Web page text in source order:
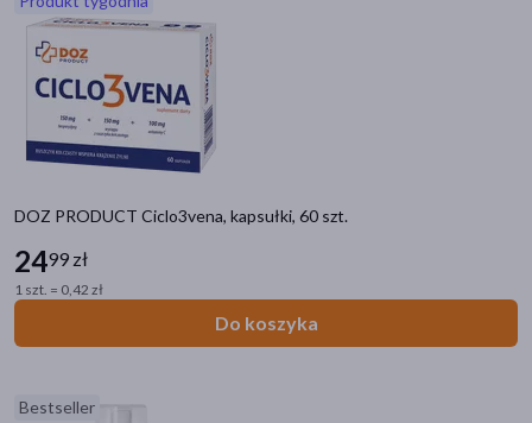
Hit
DOZ PRODUCT Ciclo3vena, kapsułki, 60 szt.
2499 zł
1 szt. = 0,42 zł
Do koszyka
Bestseller